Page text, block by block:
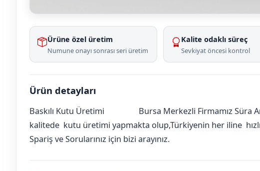
Ürüne özel üretim
Numune onayı sonrası seri üretim
Kalite odaklı süreç
Sevkiyat öncesi kontrol
Ürün detayları
Baskılı Kutu Üretimi
Bursa Merkezli Firmamız Süra
kalitede kutu üretimi yapmakta olup,Türkiyenin her iline
Spariş ve Sorularınız için bizi arayınız.